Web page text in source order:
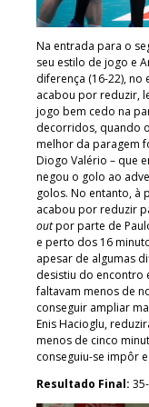
Na entrada para o
seu estilo de jogo e
diferença (16-22),
acabou por reduzir,
jogo bem cedo na
decorridos, quando
melhor da paragem
Diogo Valério – que
negou o golo ao
golos. No entanto, à
acabou por reduzir
outpor parte de
e perto dos 16
apesar de algumas
desistiu do encontro
faltavam menos de
conseguir ampliar
Enis Hacioglu,
menos de cinco
conseguiu-se impôr
Resultado Final: